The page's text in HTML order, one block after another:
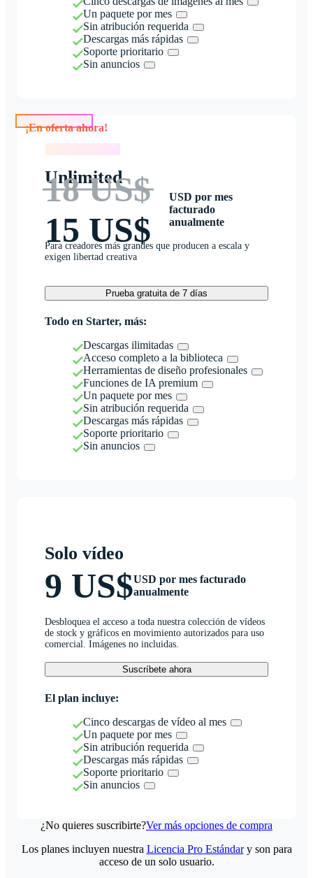
Un paquete por mes
Sin atribución requerida
Descargas más rápidas
Soporte prioritario
Sin anuncios
Unlimited
18 US$
15 US$
USD por mes
facturado
anualmente
Para creadores más grandes que producen a escala y
exigen libertad creativa
Prueba gratuita de 7 días
Todo en Starter, más:
Descargas ilimitadas
Acceso completo a la biblioteca
Herramientas de diseño profesionales
Funciones de IA premium
Un paquete por mes
Sin atribución requerida
Descargas más rápidas
Soporte prioritario
Sin anuncios
Solo vídeo
9 US$USD por mes facturado
anualmente
Desbloquea el acceso a toda nuestra colección de vídeos
de stock y gráficos en movimiento autorizados para uso
comercial. Imágenes no incluidas.
Suscríbete ahora
El plan incluye:
Cinco descargas de vídeo al mes
Un paquete por mes
Sin atribución requerida
Descargas más rápidas
Soporte prioritario
Sin anuncios
¿No quieres suscribirte?Ver más opciones de compra
Los planes incluyen nuestra Licencia Pro Estándary son para
acceso de un solo usuario.